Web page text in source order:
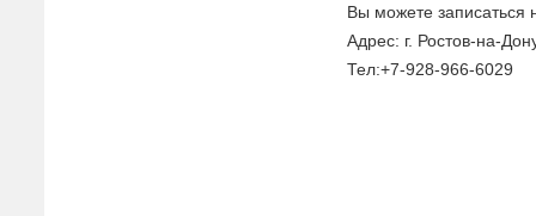
Вы можете
Адрес: г. Ростов-на-
Тел:+7-928-966-6029